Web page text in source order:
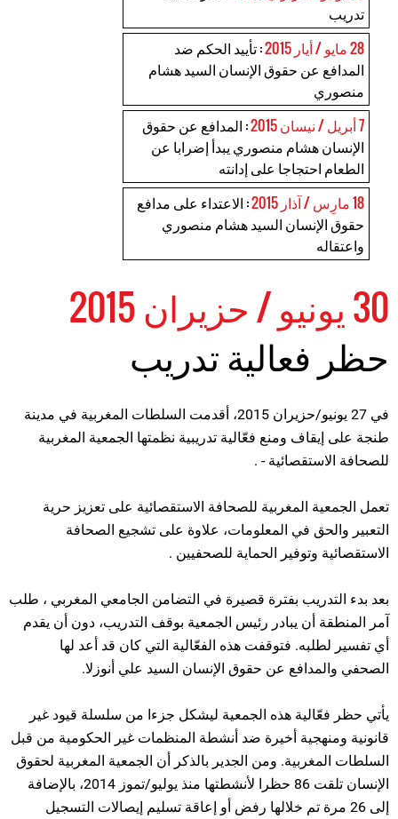
تدريب
28 مايو / أيار 2015
: تأييد الحكم ضد
المدافع عن حقوق الإنسان السيد هشام
منصوري
7 أبريل / نيسان 2015
: المدافع عن حقوق
الإنسان هشام منصوري يبدأ إضرابا عن
الطعام احتجاجا على إدانته
18 مارِس / آذار 2015
: الاعتداء على مدافع
حقوق الإنسان السيد هشام منصوري
واعتقاله
30 يونيو / حزيران 2015
حظر فعالية تدريب
في 27 يونيو/حزيران 2015، أقدمت السلطات المغربية في مدينة
طنجة على إيقاف ومنع فعّالية تدريبية نظمتها الجمعية المغربية
للصحافة الاستقصائية - .
تعمل الجمعية المغربية للصحافة الاستقصائية على تعزيز حرية
التعبير والحق في المعلومات، علاوة على تشجيع الصحافة
الاستقصائية وتوفير الحماية للصحفيين .
بعد بدء التدريب بفترة قصيرة في التضامن الجامعي المغربي ، طلب
آمر المنطقة أن يبادر رئيس الجمعية بوقف التدريب، دون أن يقدم
أي تفسير لطلبه. فتوقفت هذه الفعّالية التي كان قد أعد لها
الصحفي والمدافع عن حقوق الإنسان السيد علي أنوزلا.
يأتي حظر فعّالية هذه الجمعية ليشكل جزءا من سلسلة قيود غير
قانونية ومنهجية أخيرة ضد أنشطة المنظمات غير الحكومية من قبل
السلطات المغربية. ومن الجدير بالذكر أن الجمعية المغربية لحقوق
الإنسان تلقت 86 حظرا لأنشطتها منذ يوليو/تموز 2014، بالإضافة
إلى 26 مرة تم خلالها رفض أو إعاقة تسليم إيصالات التسجيل